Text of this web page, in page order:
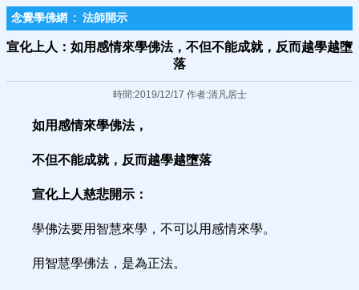
念覺學佛網 : 法師開示
宣化上人：如用感情來學佛法，不但不能成就，反而越學越墮
落
時間:2019/12/17 作者:清凡居士
如用感情來學佛法，
不但不能成就，反而越學越墮落
宣化上人慈悲開示：
學佛法要用智慧來學，不可以用感情來學。
用智慧學佛法，是為正法。